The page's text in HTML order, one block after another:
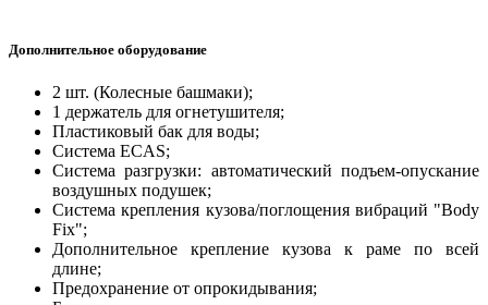
Дополнительное оборудование
2 шт. (Колесные башмаки);
1 держатель для огнетушителя;
Пластиковый бак для воды;
Система ECAS;
Система разгрузки: автоматический подъем-опускание
воздушных подушек;
Система крепления кузова/поглощения вибраций "Body
Fix";
Дополнительное крепление кузова к раме по всей
длине;
Предохранение от опрокидывания;